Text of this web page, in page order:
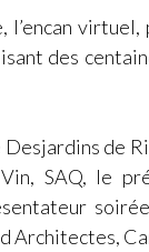
l’encan
des
de
SAQ, le
Architectes,